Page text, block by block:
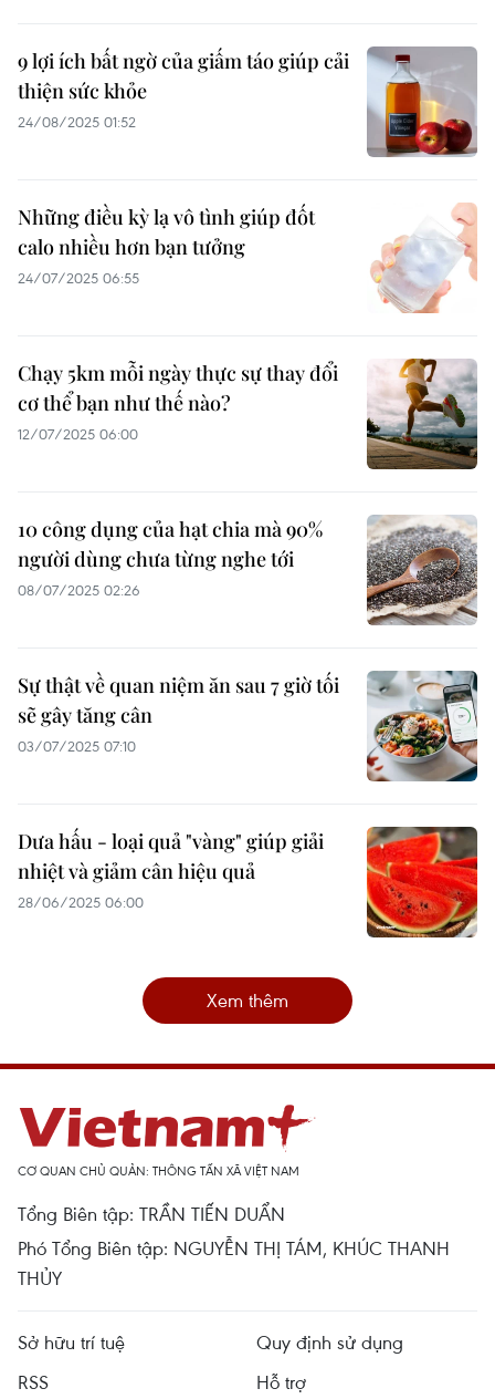
9 lợi ích bất ngờ của giấm táo giúp cải
thiện sức khỏe
24/08/2025 01:52
Những điều kỳ lạ vô tình giúp đốt
calo nhiều hơn bạn tưởng
24/07/2025 06:55
Chạy 5km mỗi ngày thực sự thay đổi
cơ thể bạn như thế nào?
12/07/2025 06:00
10 công dụng của hạt chia mà 90%
người dùng chưa từng nghe tới
08/07/2025 02:26
Sự thật về quan niệm ăn sau 7 giờ tối
sẽ gây tăng cân
03/07/2025 07:10
Dưa hấu - loại quả "vàng" giúp giải
nhiệt và giảm cân hiệu quả
28/06/2025 06:00
Xem thêm
CƠ QUAN CHỦ QUẢN: THÔNG TẤN XÃ VIỆT NAM
Tổng Biên tập: TRẦN TIẾN DUẨN
Phó Tổng Biên tập: NGUYỄN THỊ TÁM, KHÚC THANH
THỦY
Sở hữu trí tuệ
Quy định sử dụng
RSS
Hỗ trợ